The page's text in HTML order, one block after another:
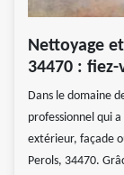
Nettoyage
34470 :
Dans le domaine
professionnel qui
extérieur, façade
Perols, 34470.